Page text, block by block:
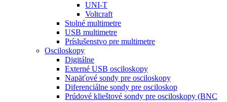
UNI-T
Voltcraft
Stolné multimetre
USB multimetre
Príslušenstvo pre multimetre
Osciloskopy
Digitálne
Externé USB osciloskopy
Napäťové sondy pre osciloskopy
Diferenciálne sondy pre osciloskop
Prúdové klieštové sondy pre osciloskopy (BNC